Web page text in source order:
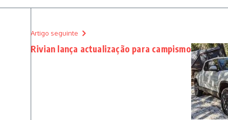
Artigo seguinte
Rivian lança actualização para campismo